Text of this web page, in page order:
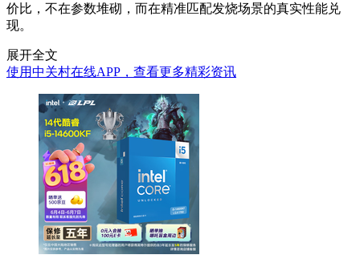
价比，不在参数堆砌，而在精准匹配发烧场景的真实性能兑
现。
展开全文
使用中关村在线APP，查看更多精彩资讯